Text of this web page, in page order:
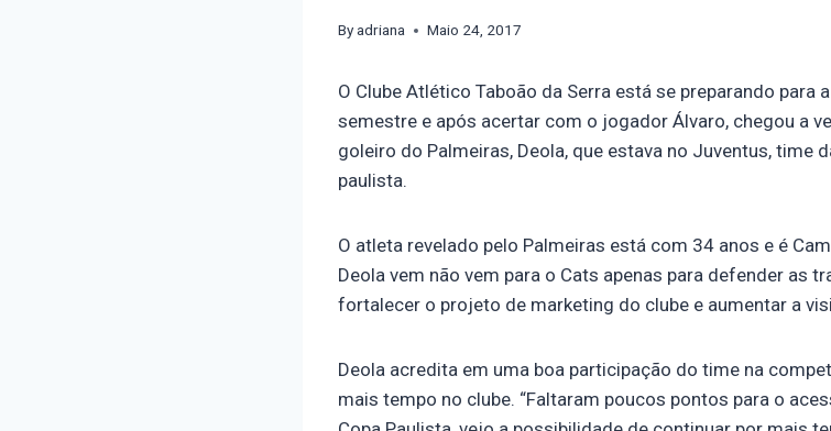
Byadriana Maio 24, 2017
O Clube Atlético Taboão da Serra está se preparando para
semestre e após acertar com o jogador Álvaro, chegou a
goleiro do Palmeiras, Deola, que estava no Juventus, time
paulista.
O atleta revelado pelo Palmeiras está com 34 anos e é
Deola vem não vem para o Cats apenas para defender as
fortalecer o projeto de marketing do clube e aumentar a
Deola acredita em uma boa participação do time na
mais tempo no clube. “Faltaram poucos pontos para o